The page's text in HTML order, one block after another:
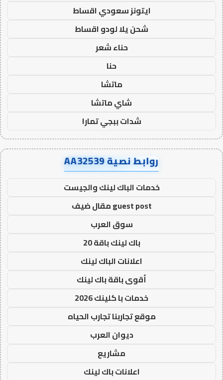
ايتونز سعودي اقساط
شحن يلا لودو اقساط
حناء شعر
حنا
ماتشا
شاي ماتشا
شدات ببجي تمارا
روابط نصية AA32539
خدمات الباك لينك والجيست
guest post مقال ضيف
سوق العرب
باك لينك باقة 20
اعلانات الباك لينك
أقوى باقة باك لينك
خدمات با كلينك 2026
موقع تجاربنا تجارب الحياه
ديوان العرب
مشاريع
اعلانات باك لينك